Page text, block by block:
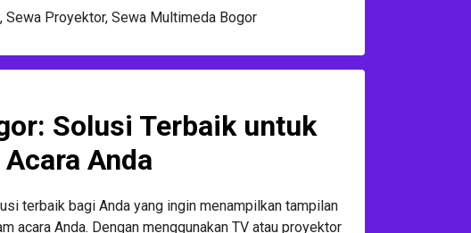
Sewa Proyektor, Sewa Multimeda Bogor
Solusi Terbaik untuk
Acara Anda
terbaik bagi Anda yang ingin menampilkan tampilan
acara Anda. Dengan menggunakan TV atau proyektor